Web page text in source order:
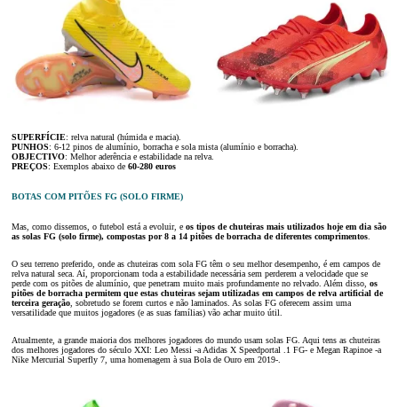
SUPERFÍCIE: relva natural (húmida e macia).
PUNHOS: 6-12 pinos de alumínio, borracha e sola mista (alumínio e borracha).
OBJECTIVO: Melhor aderência e estabilidade na relva.
PREÇOS: Exemplos abaixo de 60-280 euros
BOTAS COM PITÕES FG (SOLO FIRME)
Mas, como dissemos, o futebol está a evoluir, e os tipos de chuteiras mais utilizados hoje em dia são
as solas FG (solo firme), compostas por 8 a 14 pitões de borracha de diferentes comprimentos
O seu terreno preferido, onde as chuteiras com sola FG têm o seu melhor desempenho, é em campos de
relva natural seca. Aí, proporcionam toda a estabilidade necessária sem perderem a velocidade que se
perde com os pitões de alumínio, que penetram muito mais profundamente no relvado. Além disso, os
pitões de borracha permitem que estas chuteiras sejam utilizadas em campos de relva artificial de
terceira geração , sobretudo se forem curtos e não laminados. As solas FG oferecem assim uma
versatilidade que muitos jogadores (e as suas famílias) vão achar muito útil.
Atualmente, a grande maioria dos melhores jogadores do mundo usam solas FG. Aqui tens as chuteiras
dos melhores jogadores do século XXI: Leo Messi -a Adidas X Speedportal .1 FG- e Megan Rapinoe -a
Nike Mercurial Superfly 7, uma homenagem à sua Bola de Ouro em 2019-.